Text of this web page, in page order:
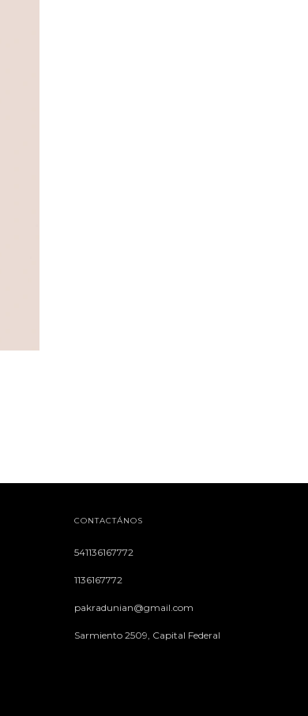
CONTACTÁNOS
541136167772
1136167772
pakradunian@gmail.com
Sarmiento 2509, Capital Federal